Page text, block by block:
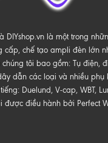
DIYshop.vn là một trong
cấp, chế tạo ampli đèn lớn
tôi bao gồm: Tụ điện,
dẫn các loại và nhiều phụ
Duelund, V-cap, WBT,
được điều hành bởi Perfect